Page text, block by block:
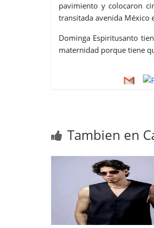
pavimiento y colocaron
transitada avenida México
Dominga Espiritusanto
maternidad porque tiene
Tambien en